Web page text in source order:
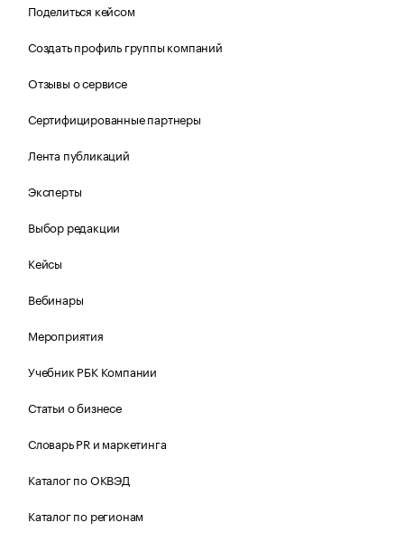
Поделиться кейсом
Создать профиль группы компаний
Отзывы о сервисе
Сертифицированные партнеры
Лента публикаций
Эксперты
Выбор редакции
Кейсы
Вебинары
Мероприятия
Учебник РБК Компании
Статьи о бизнесе
Словарь PR и маркетинга
Каталог по ОКВЭД
Каталог по регионам